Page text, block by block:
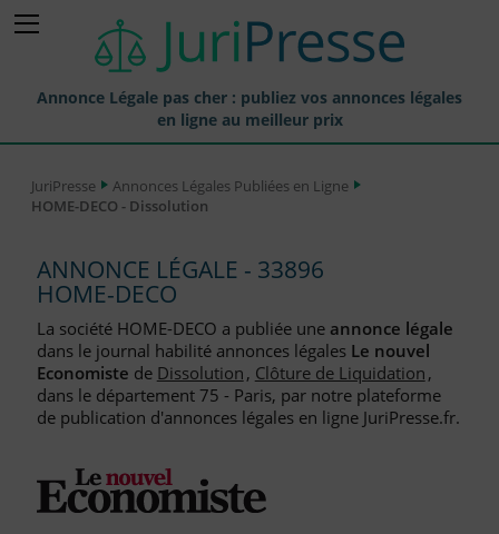
Annonce Légale pas cher : publiez vos annonces légales
en ligne au meilleur prix
Annonces Légales Publiées
Journaux Habilités (JAL) Annonces Légales
Départements pour la Publication d'Annonces Légales
Liste des Greffes
Liste des CCI
FAQ
JuriPresse
Annonces Légales Publiées en Ligne
HOME-DECO - Dissolution
ANNONCE LÉGALE - 33896
HOME-DECO
La société HOME-DECO a publiée une annonce légale
dans le journal habilité annonces légales Le nouvel
Economiste de Dissolution, Clôture de Liquidation,
dans le département 75 - Paris, par notre plateforme
de publication d'annonces légales en ligne JuriPresse.fr.